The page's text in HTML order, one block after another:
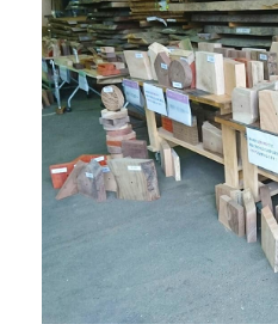
MOKUBA について
商品情報
直営店
イベント